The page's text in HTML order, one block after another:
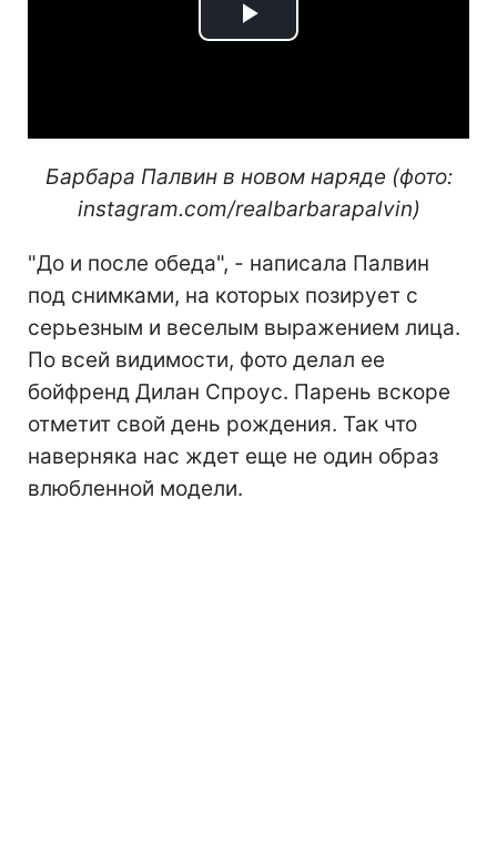
Play
Барбара Палвин в новом наряде (фото:
instagram.com/realbarbarapalvin)
"До и после обеда", - написала Палвин
под снимками, на которых позирует с
серьезным и веселым выражением лица.
По всей видимости, фото делал ее
бойфренд Дилан Спроус. Парень вскоре
отметит свой день рождения. Так что
наверняка нас ждет еще не один образ
влюбленной модели.